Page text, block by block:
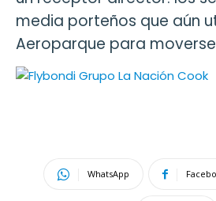
media porteños que aún
Aeroparque para
WhatsApp